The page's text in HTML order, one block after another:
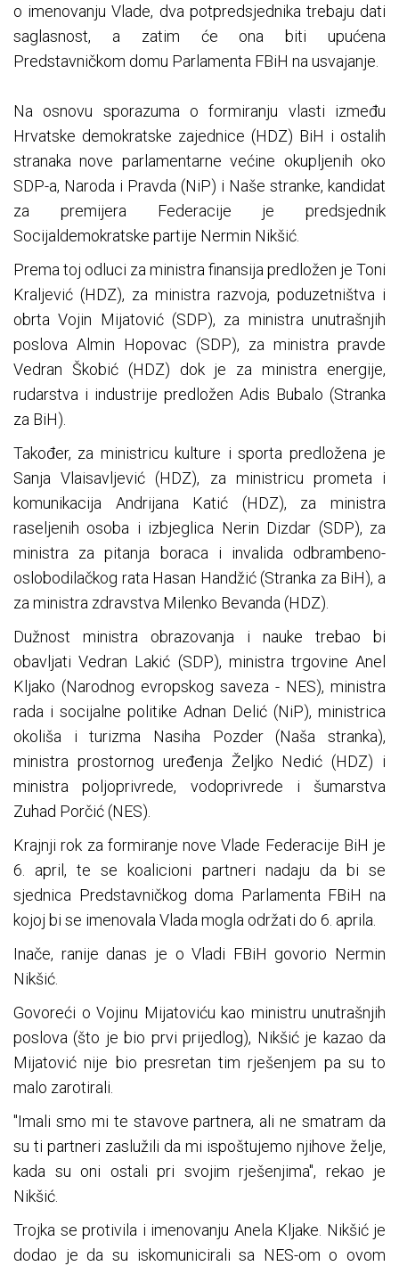
o imenovanju Vlade, dva potpredsjednika trebaju dati
saglasnost, a zatim će ona biti upućena
Predstavničkom domu Parlamenta FBiH na usvajanje.
Na osnovu sporazuma o formiranju vlasti između
Hrvatske demokratske zajednice (HDZ) BiH i ostalih
stranaka nove parlamentarne većine okupljenih oko
SDP-a, Naroda i Pravda (NiP) i Naše stranke, kandidat
za premijera Federacije je predsjednik
Socijaldemokratske partije Nermin Nikšić.
Prema toj odluci za ministra finansija predložen je Toni
Kraljević (HDZ), za ministra razvoja, poduzetništva i
obrta Vojin Mijatović (SDP), za ministra unutrašnjih
poslova Almin Hopovac (SDP), za ministra pravde
Vedran Škobić (HDZ) dok je za ministra energije,
rudarstva i industrije predložen Adis Bubalo (Stranka
za BiH).
Također, za ministricu kulture i sporta predložena je
Sanja Vlaisavljević (HDZ), za ministricu prometa i
komunikacija Andrijana Katić (HDZ), za ministra
raseljenih osoba i izbjeglica Nerin Dizdar (SDP), za
ministra za pitanja boraca i invalida odbrambeno-
oslobodilačkog rata Hasan Handžić (Stranka za BiH), a
za ministra zdravstva Milenko Bevanda (HDZ).
Dužnost ministra obrazovanja i nauke trebao bi
obavljati Vedran Lakić (SDP), ministra trgovine Anel
Kljako (Narodnog evropskog saveza - NES), ministra
rada i socijalne politike Adnan Delić (NiP), ministrica
okoliša i turizma Nasiha Pozder (Naša stranka),
ministra prostornog uređenja Željko Nedić (HDZ) i
ministra poljoprivrede, vodoprivrede i šumarstva
Zuhad Porčić (NES).
Krajnji rok za formiranje nove Vlade Federacije BiH je
6. april, te se koalicioni partneri nadaju da bi se
sjednica Predstavničkog doma Parlamenta FBiH na
kojoj bi se imenovala Vlada mogla održati do 6. aprila.
Inače, ranije danas je o Vladi FBiH govorio Nermin
Nikšić.
Govoreći o Vojinu Mijatoviću kao ministru unutrašnjih
poslova (što je bio prvi prijedlog), Nikšić je kazao da
Mijatović nije bio presretan tim rješenjem pa su to
malo zarotirali.
"Imali smo mi te stavove partnera, ali ne smatram da
su ti partneri zaslužili da mi ispoštujemo njihove želje,
kada su oni ostali pri svojim rješenjima", rekao je
Nikšić.
Trojka se protivila i imenovanju Anela Kljake. Nikšić je
dodao je da su iskomunicirali sa NES-om o ovom